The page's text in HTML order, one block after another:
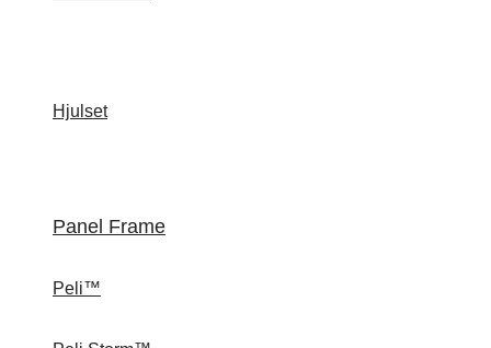
Hjulset
Panel Frame
Peli™